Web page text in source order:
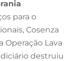
para o
Cosenza
Lava
destruiu